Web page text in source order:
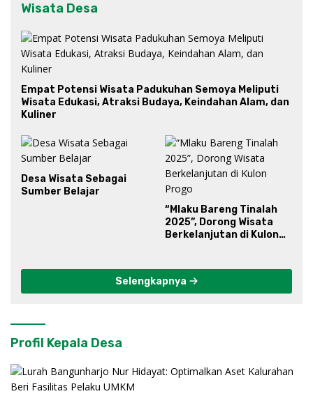
Wisata Desa
Empat Potensi Wisata Padukuhan Semoya Meliputi
Wisata Edukasi, Atraksi Budaya, Keindahan Alam, dan
Kuliner
Desa Wisata Sebagai
Sumber Belajar
“Mlaku Bareng Tinalah
2025”, Dorong Wisata
Berkelanjutan di Kulon
Selengkapnya
Profil Kepala Desa